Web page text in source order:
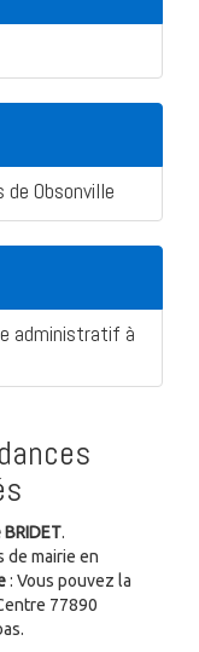
Obsonville
administratif à
.
de mairie en
: Vous pouvez la
77890